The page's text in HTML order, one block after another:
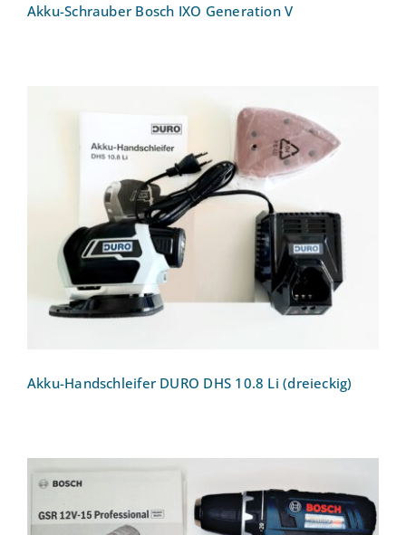
Akku-Schrauber Bosch IXO Generation V
Akku-Handschleifer DURO DHS 10.8 Li
(dreieckig)
Akku-Handschleifer DURO DHS 10.8 Li (dreieckig)